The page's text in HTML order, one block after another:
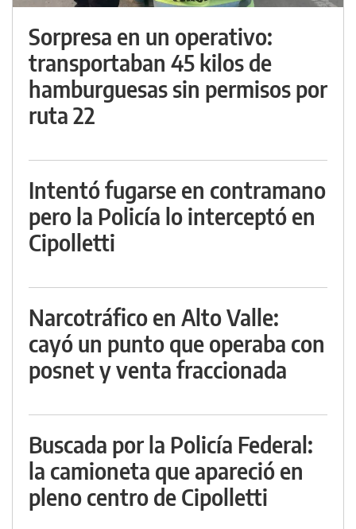
Sorpresa en un operativo:
transportaban 45 kilos de
hamburguesas sin permisos por
ruta 22
Intentó fugarse en contramano
pero la Policía lo interceptó en
Cipolletti
Narcotráfico en Alto Valle:
cayó un punto que operaba con
posnet y venta fraccionada
Buscada por la Policía Federal:
la camioneta que apareció en
pleno centro de Cipolletti